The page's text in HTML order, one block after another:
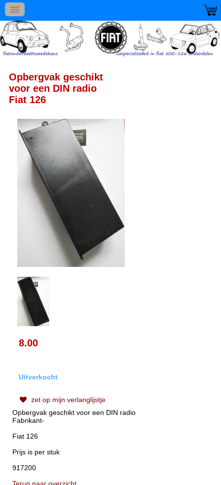
Opbergvak geschikt
voor een DIN radio
Fiat 126
8.00
Uitverkocht
zet op mijn verlanglijstje
Opbergvak geschikt voor een DIN radio
Fabrikant-
Fiat 126
Prijs is per stuk
917200